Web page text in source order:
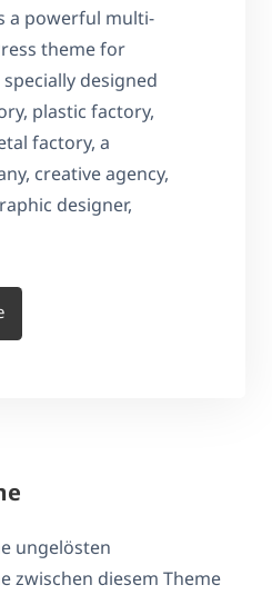
a powerful multi-
theme for
designed
plastic factory,
factory, a
creative agency,
designer,
ungelösten
zwischen diesem Theme